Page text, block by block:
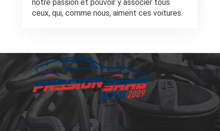
notre passion et pouvoir y associer tous
ceux, qui, comme nous, aiment ces voitures.